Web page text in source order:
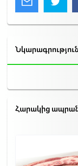
Նկարագրություն
Հարակից